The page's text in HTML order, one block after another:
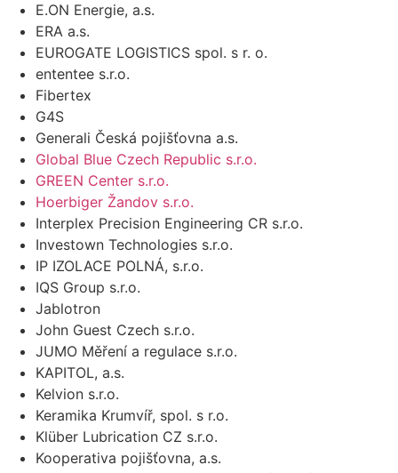
E.ON Energie, a.s.
ERA a.s.
EUROGATE LOGISTICS spol. s r. o.
ententee s.r.o.
Fibertex
G4S
Generali Česká pojišťovna a.s.
Global Blue Czech Republic s.r.o.
GREEN Center s.r.o.
Hoerbiger Žandov s.r.o.
Interplex Precision Engineering CR s.r.o.
Investown Technologies s.r.o.
IP IZOLACE POLNÁ, s.r.o.
IQS Group s.r.o.
Jablotron
John Guest Czech s.r.o.
JUMO Měření a regulace s.r.o.
KAPITOL, a.s.
Kelvion s.r.o.
Keramika Krumvíř, spol. s r.o.
Klüber Lubrication CZ s.r.o.
Kooperativa pojišťovna, a.s.